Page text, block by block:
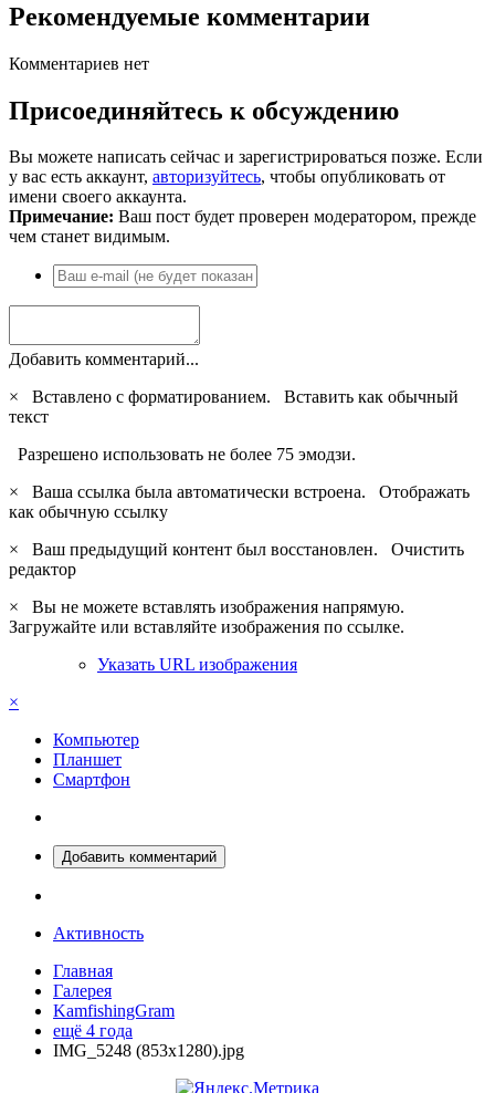
Рекомендуемые комментарии
Комментариев нет
Присоединяйтесь к обсуждению
Вы можете написать сейчас и зарегистрироваться позже. Если
у вас есть аккаунт, авторизуйтесь, чтобы опубликовать от
имени своего аккаунта.
Примечание: Ваш пост будет проверен модератором, прежде
чем станет видимым.
Добавить комментарий...
×
Вставлено с форматированием. Вставить как обычный
текст
Разрешено использовать не более 75 эмодзи.
×
Ваша ссылка была автоматически встроена. Отображать
как обычную ссылку
×
Ваш предыдущий контент был восстановлен. Очистить
редактор
×
Вы не можете вставлять изображения напрямую.
Загружайте или вставляйте изображения по ссылке.
Указать URL изображения
×
Компьютер
Планшет
Смартфон
Добавить комментарий
Активность
Главная
Галерея
KamfishingGram
ещё 4 года
IMG_5248 (853x1280).jpg